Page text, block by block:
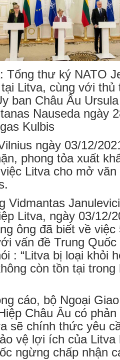
Tổng thư ký NATO
Litva, cùng với
ban Châu Âu
Nauseda ngày
Kulbis
ngày 03/12/
phong tỏa xuất
Litva cho mở
Vidmantas
Litva, ngày 03/12/
ông đã biết về
vấn đề Trung
: “Litva bị loại khỏi
còn tồn tại
cáo, bộ Ngoại
Châu Âu có
sẽ chính thức yêu
vệ lợi ích của Litva
ngừng chấp nhận